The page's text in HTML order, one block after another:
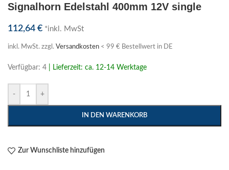
Signalhorn Edelstahl 400mm 12V single
112,64 € *inkl. MwSt
inkl. MwSt. zzgl. Versandkosten < 99 € Bestellwert in DE
Verfügbar: 4 | Lieferzeit: ca. 12-14 Werktage
- +
IN DEN WARENKORB
Zur Wunschliste hinzufügen